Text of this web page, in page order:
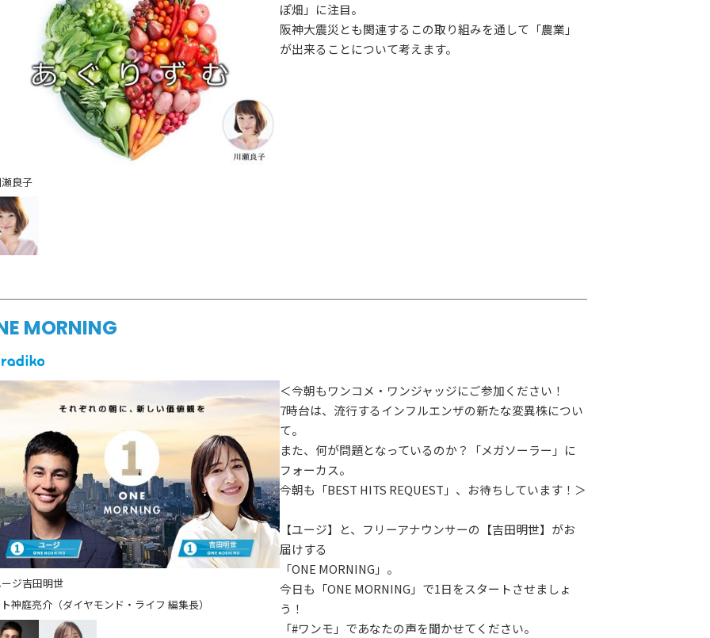
HOT NEWS POWER PLAY
会社概要 ラジオ広告
後援情報
採用情報
良子
ぽ畑」に注目。
阪神大震災とも関連するこの取り組みを通して「農業」
が出来ることについて考えます。
MORNING
ジ吉田明世
神庭亮介（ダイヤモンド・ライフ 編集長）
＜今朝もワンコメ・ワンジャッジにご参加ください！
7時台は、流行するインフルエンザの新たな変異株につい
て。
また、何が問題となっているのか？「メガソーラー」に
フォーカス。
今朝も「BEST HITS REQUEST」、お待ちしています！＞
【ユージ】と、フリーアナウンサーの【吉田明世】がお
届けする
「ONE MORNING」。
今日も「ONE MORNING」で1日をスタートさせましょ
う！
「#ワンモ」であなたの声を聞かせてください。